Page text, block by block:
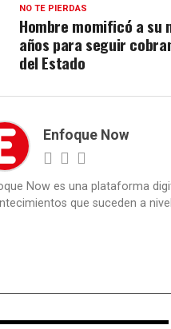
NO TE PIERDAS
Hombre momificó a su
años para seguir
del Estado
Enfoque Now
Now es una plataforma
que suceden a